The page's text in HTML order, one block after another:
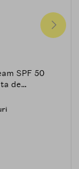
SPF 50
de...